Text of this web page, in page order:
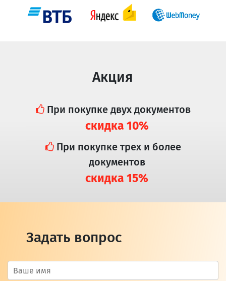
Акция
При покупке двух документов
скидка 10%
При покупке трех и более
документов
скидка 15%
Задать вопрос